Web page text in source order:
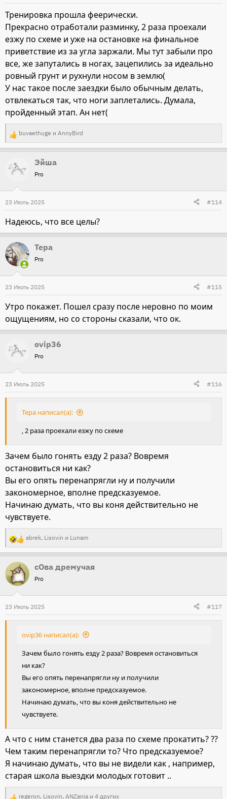
и
:
Тренировка прошла феерически.
Прекрасно отработали разминку, 2 раза проехали
езжу по схеме и уже на остановке на финальное
приветствие из за угла заржали. Мы тут забыли про
все, же запутались в ногах, зацепились за идеально
ровный грунт и рухнули носом в землю(
У нас такое после заездки было обычным делать,
отвлекаться так, что ноги заплетались. Думала,
пройденный этап. Ан нет(
Р
е
а
к
и
и
:
buvaethuge и AnnyBird
Эйша
Pro
23 Июль 2025 #114
Надеюсь, что все целы?
Тера
Pro
23 Июль 2025 #115
Утро покажет. Пошел сразу после неровно по моим
ощущениям, но со стороны сказали, что ок.
ovip36
Pro
23 Июль 2025 #116
Тера написал(а):
, 2 раза проехали езжу по схеме
Зачем было гонять езду 2 раза? Вовремя
остановиться ни как?
Вы его опять перенапрягли ну и получили
закономерное, вполне предсказуемое.
Начинаю думать, что вы коня действительно не
чувствуете.
Р
е
а
к
и
и
abrek, Lisovin и Lunam
сОва дремучая
Pro
23 Июль 2025 #117
ovip36 написал(а):
Зачем было гонять езду 2 раза? Вовремя остановиться
ни как?
Вы его опять перенапрягли ну и получили
закономерное, вполне предсказуемое.
Начинаю думать, что вы коня действительно не
чувствуете.
А что с ним станется два раза по схеме прокатить? ??
Чем таким перенапрягли то? Что предсказуемое?
Я начинаю думать, что вы не видели как , например,
старая школа выездки молодых готовит ..
regeron, Lisovin, ANZania и 4 других